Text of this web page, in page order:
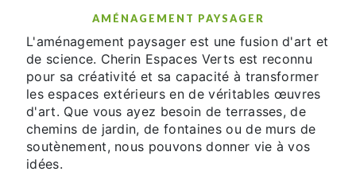
AMÉNAGEMENT PAYSAGER
L'aménagement paysager est une fusion d'art et
de science. Cherin Espaces Verts est reconnu
pour sa créativité et sa capacité à transformer
les espaces extérieurs en de véritables œuvres
d'art. Que vous ayez besoin de terrasses, de
chemins de jardin, de fontaines ou de murs de
soutènement, nous pouvons donner vie à vos
idées.